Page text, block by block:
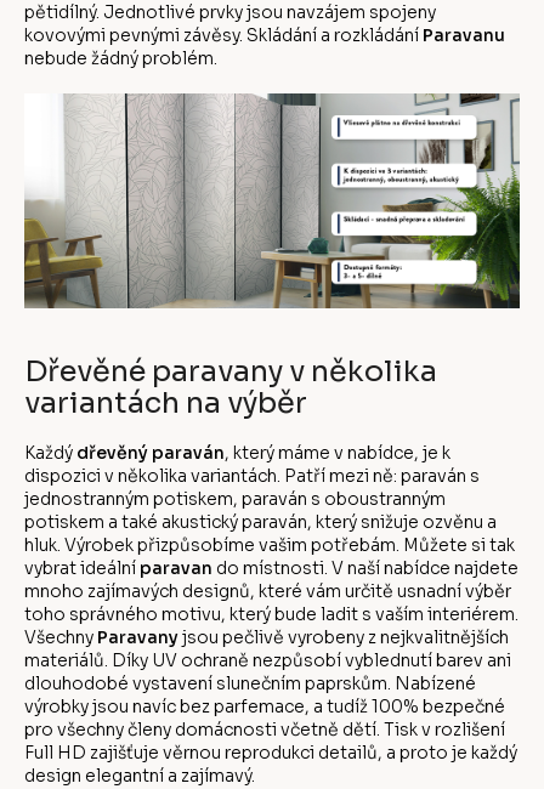
pětidílný. Jednotlivé prvky jsou navzájem spojeny
kovovými pevnými závěsy. Skládání a rozkládání Paravanu
nebude žádný problém.
Dřevěné paravany v několika
variantách na výběr
Každý dřevěný paraván, který máme v nabídce, je k
dispozici v několika variantách. Patří mezi ně: paraván s
jednostranným potiskem, paraván s oboustranným
potiskem a také akustický paraván, který snižuje ozvěnu a
hluk. Výrobek přizpůsobíme vašim potřebám. Můžete si tak
vybrat ideální paravan do místnosti. V naší nabídce najdete
mnoho zajímavých designů, které vám určitě usnadní výběr
toho správného motivu, který bude ladit s vaším interiérem.
Všechny Paravanyjsou pečlivě vyrobeny z nejkvalitnějších
materiálů. Díky UV ochraně nezpůsobí vyblednutí barev ani
dlouhodobé vystavení slunečním paprskům. Nabízené
výrobky jsou navíc bez parfemace, a tudíž 100% bezpečné
pro všechny členy domácnosti včetně dětí. Tisk v rozlišení
Full HD zajišťuje věrnou reprodukci detailů, a proto je každý
design elegantní a zajímavý.